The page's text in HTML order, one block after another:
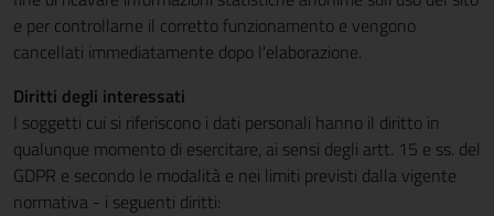
e per controllarne il corretto funzionamento e vengono
cancellati immediatamente dopo l'elaborazione.
Diritti degli interessati
I soggetti cui si riferiscono i dati personali hanno il diritto in
qualunque momento di esercitare, ai sensi degli artt. 15 e ss. del
GDPR e secondo le modalità e nei limiti previsti dalla vigente
normativa - i seguenti diritti: